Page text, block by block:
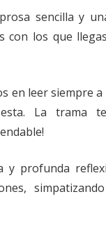
sencilla y
con los que
en leer siempre
La trama
y profunda